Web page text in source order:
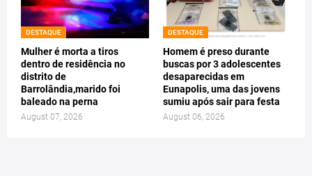
DESTAQUE
Mulher é morta a tiros
dentro de residência no
distrito de
Barrolândia,marido foi
baleado na perna
August 07, 2026
DESTAQUE
Homem é preso durante
buscas por 3 adolescentes
desaparecidas em
Eunapolis, uma das jovens
sumiu após sair para festa
August 06, 2026